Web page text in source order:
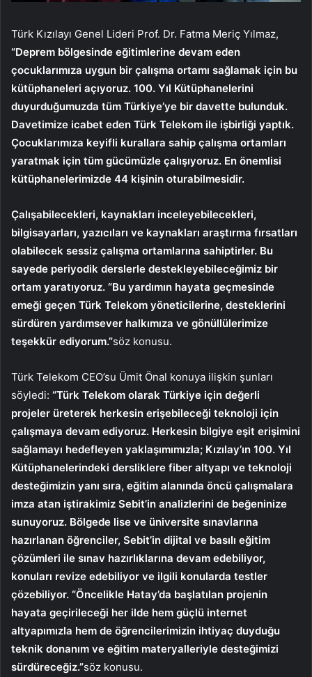
Türk Kızılayı Genel Lideri Prof. Dr. Fatma Meriç Yılmaz,
“Deprem bölgesinde eğitimlerine devam eden
çocuklarımıza uygun bir çalışma ortamı sağlamak için bu
kütüphaneleri açıyoruz. 100. Yıl Kütüphanelerini
duyurduğumuzda tüm Türkiye’ye bir davette bulunduk.
Davetimize icabet eden Türk Telekom ile işbirliği yaptık.
Çocuklarımıza keyifli kurallara sahip çalışma ortamları
yaratmak için tüm gücümüzle çalışıyoruz. En önemlisi
kütüphanelerimizde 44 kişinin oturabilmesidir.
Çalışabilecekleri, kaynakları inceleyebilecekleri,
bilgisayarları, yazıcıları ve kaynakları araştırma fırsatları
olabilecek sessiz çalışma ortamlarına sahiptirler. Bu
sayede periyodik derslerle destekleyebileceğimiz bir
ortam yaratıyoruz. “Bu yardımın hayata geçmesinde
emeği geçen Türk Telekom yöneticilerine, desteklerini
sürdüren yardımsever halkımıza ve gönüllülerimize
teşekkür ediyorum.”söz konusu.
Türk Telekom CEO’su Ümit Önal konuya ilişkin şunları
söyledi: “Türk Telekom olarak Türkiye için değerli
projeler üreterek herkesin erişebileceği teknoloji için
çalışmaya devam ediyoruz. Herkesin bilgiye eşit erişimini
sağlamayı hedefleyen yaklaşımımızla; Kızılay’ın 100. Yıl
Kütüphanelerindeki dersliklere fiber altyapı ve teknoloji
desteğimizin yanı sıra, eğitim alanında öncü çalışmalara
imza atan iştirakimiz Sebit’in analizlerini de beğeninize
sunuyoruz. Bölgede lise ve üniversite sınavlarına
hazırlanan öğrenciler, Sebit’in dijital ve basılı eğitim
çözümleri ile sınav hazırlıklarına devam edebiliyor,
konuları revize edebiliyor ve ilgili konularda testler
çözebiliyor. “Öncelikle Hatay’da başlatılan projenin
hayata geçirileceği her ilde hem güçlü internet
altyapımızla hem de öğrencilerimizin ihtiyaç duyduğu
teknik donanım ve eğitim materyalleriyle desteğimizi
sürdüreceğiz.”söz konusu.